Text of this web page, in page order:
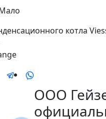
котла
ООО